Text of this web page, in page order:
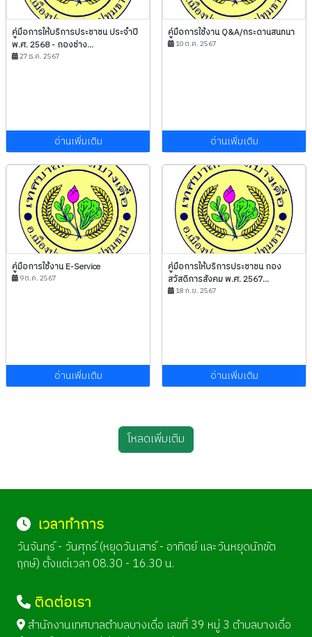
คู่มือการให้บริการประชาชน ประจำปี
พ.ศ. 2568 - กองช่าง...
27 ธ.ค. 2567
อ่านเพิ่มเติม
คู่มือการใช้งาน Q&A/กระดานสนทนา
10 ต.ค. 2567
อ่านเพิ่มเติม
คู่มือการใช้งาน E-Service
9 ต.ค. 2567
อ่านเพิ่มเติม
คู่มือการให้บริการประชาชน กอง
สวัสดิการสังคม พ.ศ. 2567...
18 ก.ย. 2567
อ่านเพิ่มเติม
โหลดเพิ่มเติม
เวลาทำการ
วันจันทร์ - วันศุกร์ (หยุดวันเสาร์ - อาทิตย์ และวันหยุดนักขัต
ฤกษ์) ตั้งแต่เวลา 08.30 - 16.30 น.
ติดต่อเรา
สำนักงานเทศบาลตำบลบางเดื่อ เลขที่ 39 หมู่ 3 ตำบลบางเดื่อ